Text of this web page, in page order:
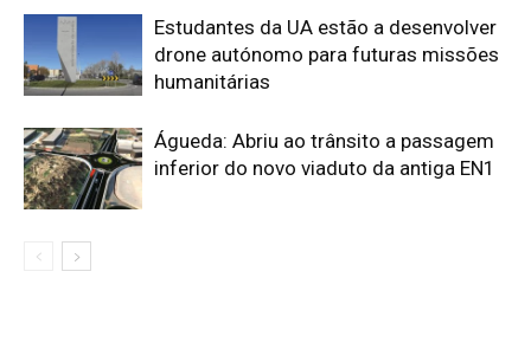
Estudantes da UA estão a desenvolver
drone autónomo para futuras missões
humanitárias
Águeda: Abriu ao trânsito a passagem
inferior do novo viaduto da antiga EN1